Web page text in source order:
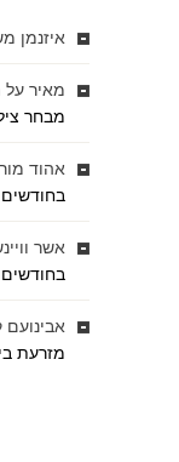
איזנמן
מאיר על
מבחר
אהוד
אשר
אבינועם קריגר
מזרעת